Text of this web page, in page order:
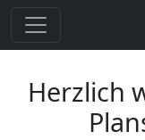
Herzlich